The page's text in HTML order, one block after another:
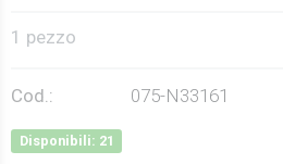
1 pezzo
Cod.: 075-N33161
Disponibili: 21